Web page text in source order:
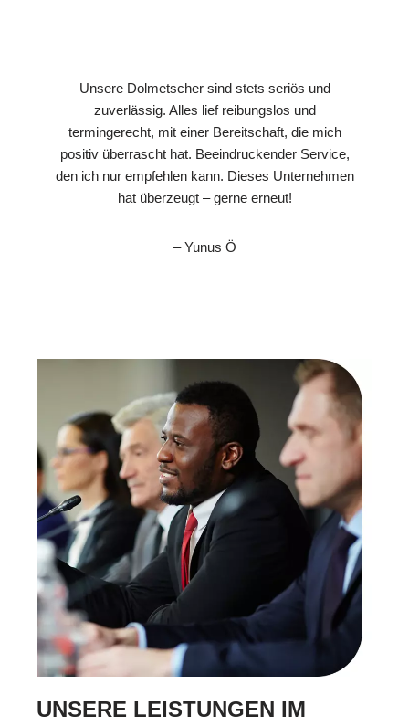
Unsere Dolmetscher sind stets seriös und
zuverlässig. Alles lief reibungslos und
termingerecht, mit einer Bereitschaft, die mich
positiv überrascht hat. Beeindruckender Service,
den ich nur empfehlen kann. Dieses Unternehmen
hat überzeugt – gerne erneut!
– Yunus Ö
UNSERE LEISTUNGEN IM